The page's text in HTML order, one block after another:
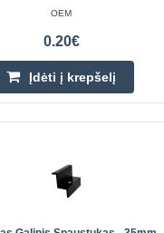
OEM
0.20€
Įdėti į krepšelį